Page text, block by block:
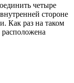
четыре
стороне
Как раз на таком
расположена